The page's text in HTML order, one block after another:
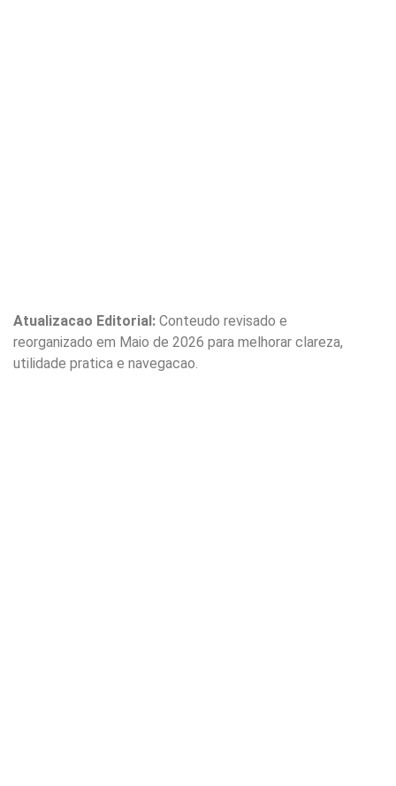
Atualizacao Editorial: Conteudo revisado e
reorganizado em Maio de 2026 para melhorar clareza,
utilidade pratica e navegacao.